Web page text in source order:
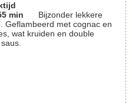
min
Bijzonder lekkere
Geflambeerd met cognac en
wat kruiden en double